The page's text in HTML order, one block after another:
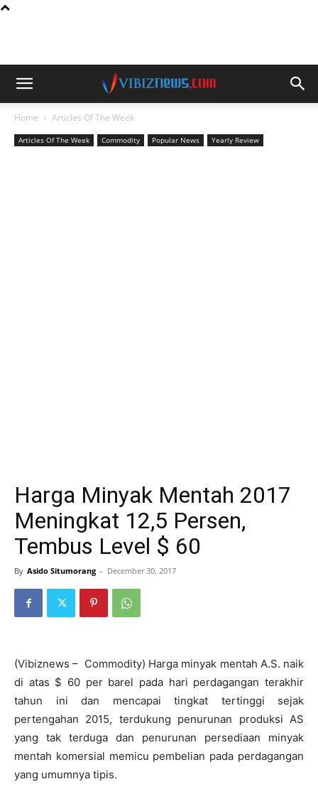
Home Articles Of The Week
Articles Of The Week Commodity Popular News Yearly Review
Harga Minyak Mentah 2017
Meningkat 12,5 Persen,
Tembus Level $ 60
By Asido Situmorang - December 30, 2017
(Vibiznews – Commodity) Harga minyak mentah A.S. naik
di atas $ 60 per barel pada hari perdagangan terakhir
tahun ini dan mencapai tingkat tertinggi sejak
pertengahan 2015, terdukung penurunan produksi AS
yang tak terduga dan penurunan persediaan minyak
mentah komersial memicu pembelian pada perdagangan
yang umumnya tipis.